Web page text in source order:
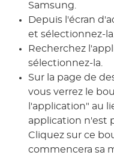
Samsung.
Depuis l'écran
et sélectionnez-la.
Recherchez
sélectionnez-la.
Sur la page de
vous verrez le
l'application" au
application n'est
Cliquez sur ce
commencera sa